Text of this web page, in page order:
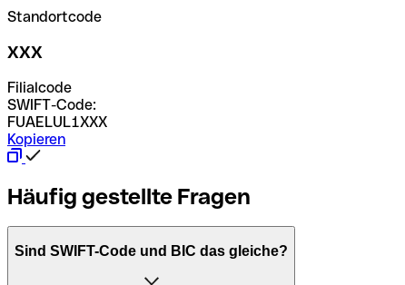
Standortcode
XXX
Filialcode
SWIFT-Code:
FUAELUL1XXX
Kopieren
Häufig gestellte Fragen
Sind SWIFT-Code und BIC das gleiche?